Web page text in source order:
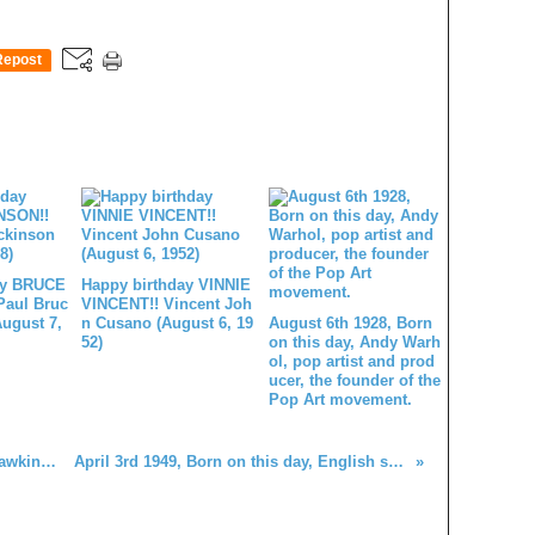
BRUCE
Bruc
7,
Happy birthday VINNIE
VINCENT!! Vincent Joh
n Cusano (August 6, 19
52)
August 6th 1928, Born
on this day, Andy Warh
ol, pop artist and prod
ucer, the founder of the
Pop Art movement.
Richard Manuel (The Band, Ronnie Hawkins & The Hawks, The Revols, Bob Dylan, The Pencils) was born on this date in 1943. He died on March 4, 1986, aged 42. April 3rd 1949, Born on this day, English singer, songwriter, and guitarist Richard Thompson who was a member of Fairport Convention and is now a solo artist.